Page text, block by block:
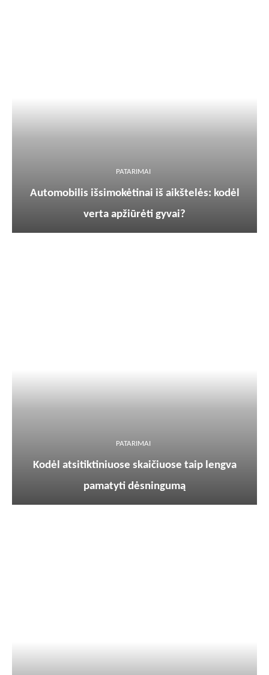
PATARIMAI
Automobilis išsimokėtinai iš aikštelės: kodėl
verta apžiūrėti gyvai?
PATARIMAI
Kodėl atsitiktiniuose skaičiuose taip lengva
pamatyti dėsningumą